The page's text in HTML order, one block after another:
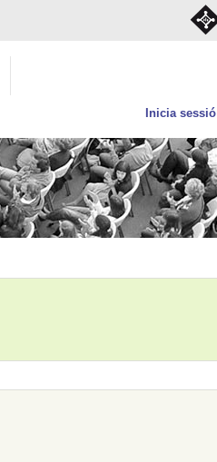
Inicia sessió